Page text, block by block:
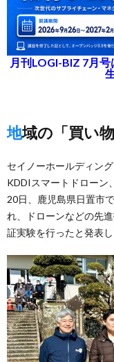
月刊LOGI-BIZ 7月
地域の「買い
セイノーホールディン
KDDIスマートドローン
20日、鹿児島県日置市
れ、ドローンなどの先
証実験を行ったと発表し